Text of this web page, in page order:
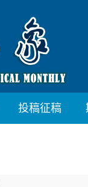
投稿征稿